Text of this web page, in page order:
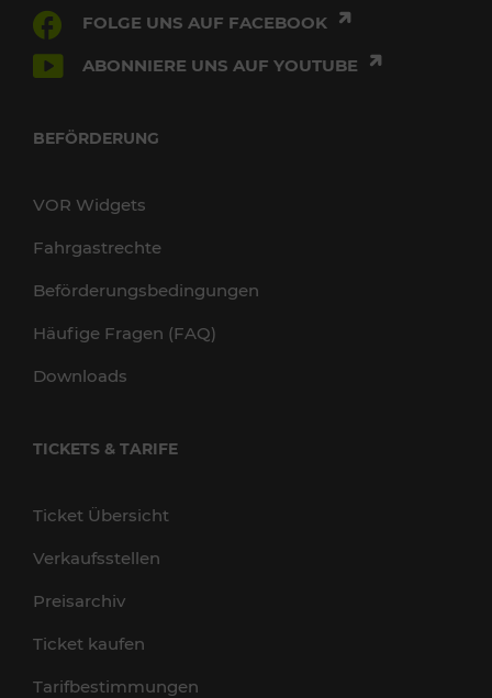
FOLGE UNS AUF FACEBOOK
ABONNIERE UNS AUF YOUTUBE
BEFÖRDERUNG
VOR Widgets
Fahrgastrechte
Beförderungsbedingungen
Häufige Fragen (FAQ)
Downloads
TICKETS & TARIFE
Ticket Übersicht
Verkaufsstellen
Preisarchiv
Ticket kaufen
Tarifbestimmungen